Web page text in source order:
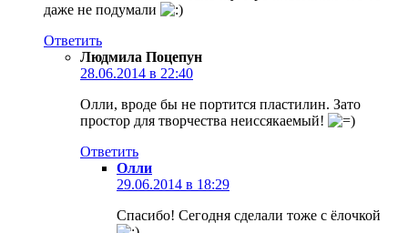
даже не подумали
Ответить
Людмила Поцепун
28.06.2014 в 22:40
Олли, вроде бы не портится пластилин. Зато
простор для творчества неиссякаемый!
Ответить
Олли
29.06.2014 в 18:29
Спасибо! Сегодня сделали тоже с ёлочкой